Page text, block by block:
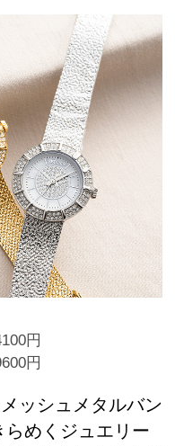
円
円
ッシュメタルバン
らめくジュエリー